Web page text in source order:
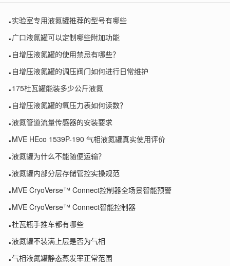
.实验室专用液氮罐推荐的型号有哪些
.广口液氮罐可以定制哪些附加功能
. 自增压液氮罐的使用禁忌有哪些？
. 自增压液氮罐的调压阀门如何进行日常维护
.175杜瓦罐能装多少公斤液氮
. 自增压液氮罐的氧压力表如何读数？
.液氮管道流量传感器的安装要求
.MVE HEco 1539P-190 气相液氮罐真实使用评价
.液氮罐为什么不能随便运输？
.液氮罐内部分层存储管控实操规范
.MVE CryoVerse™ Connect控制器全场景智能预警
.MVE CryoVerse™ Connect智能控制器
.杜瓦瓶手推车都有哪些
.液氮罐不装满上层是否为气相
.气相液氮罐静态蒸发率正常范围